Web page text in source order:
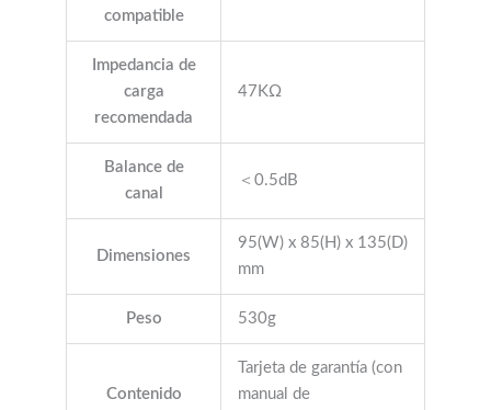
compatible
Impedancia de
carga
recomendada
47KΩ
Balance de
canal
＜0.5dB
Dimensiones
95(W) x 85(H) x 135(D)
mm
Peso 530g
Contenido
Tarjeta de garantía (con
manual de